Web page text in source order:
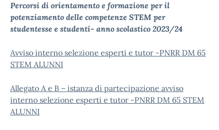
Percorsi di orientamento e formazione per il
potenziamento delle competenze STEM per
studentesse e studenti- anno scolastico 2023/24
Avviso interno selezione esperti e tutor -PNRR DM 65
STEM ALUNNI
Allegato A e B – istanza di partecipazione avviso
interno selezione esperti e tutor -PNRR DM 65 STEM
ALUNNI